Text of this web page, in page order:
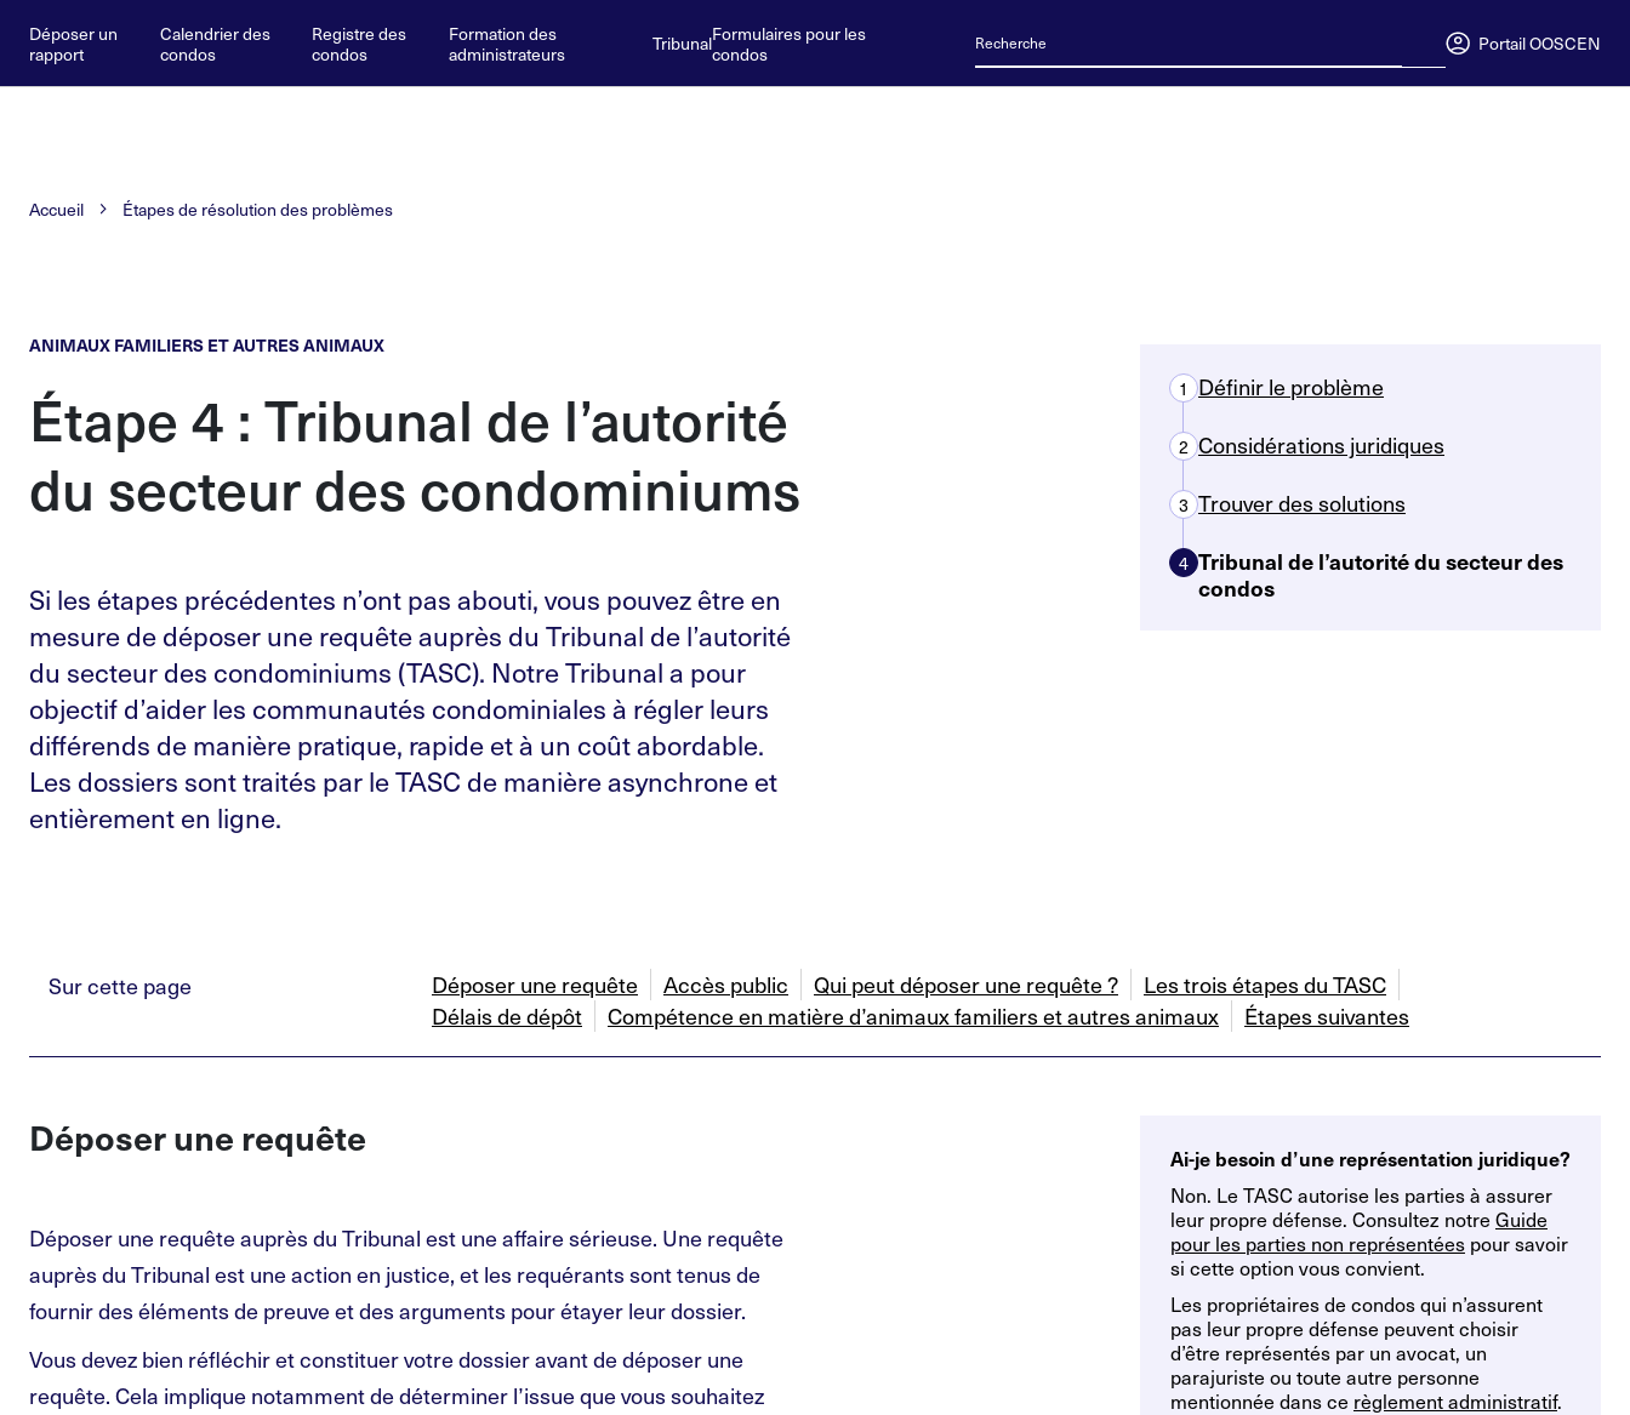
Déposer un
rapport
Calendrier des
condos
Registre des
condos
Formation des
administrateurs
TribunalFormulaires pour les
condos
Portail OOSCEN
Accueil Étapes de résolution des problèmes
ANIMAUX FAMILIERS ET AUTRES ANIMAUX
Étape 4 : Tribunal de l’autorité
du secteur des condominiums
Si les étapes précédentes n’ont pas abouti, vous pouvez être en
mesure de déposer une requête auprès du Tribunal de l’autorité
du secteur des condominiums (TASC). Notre Tribunal a pour
objectif d’aider les communautés condominiales à régler leurs
différends de manière pratique, rapide et à un coût abordable.
Les dossiers sont traités par le TASC de manière asynchrone et
entièrement en ligne.
1 Définir le problème
2 Considérations juridiques
3 Trouver des solutions
4 Tribunal de l’autorité du secteur des
condos
Sur cette page Déposer une requête Accès public Qui peut déposer une requête ?
Les trois étapes du TASC
Délais de dépôt
Compétence en matière d’animaux familiers et autres animaux Étapes suivantes
Déposer une requête
Déposer une requête auprès du Tribunal est une affaire sérieuse. Une requête
auprès du Tribunal est une action en justice, et les requérants sont tenus de
fournir des éléments de preuve et des arguments pour étayer leur dossier.
Vous devez bien réfléchir et constituer votre dossier avant de déposer une
requête. Cela implique notamment de déterminer l’issue que vous souhaitez
Ai-je besoin d’une représentation juridique?
Non. Le TASC autorise les parties à assurer
leur propre défense. Consultez notre Guide
pour les parties non représentéespour savoir
si cette option vous convient.
Les propriétaires de condos qui n’assurent
pas leur propre défense peuvent choisir
d’être représentés par un avocat, un
parajuriste ou toute autre personne
mentionnée dans ce règlement administratif.